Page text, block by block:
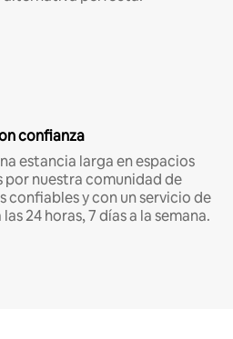
confianza
estancia larga en espacios
por nuestra comunidad de
confiables y con un servicio de
24 horas, 7 días a la semana.